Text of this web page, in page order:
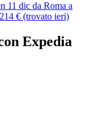
11 dic da Roma a
€ (trovato ieri)
Expedia